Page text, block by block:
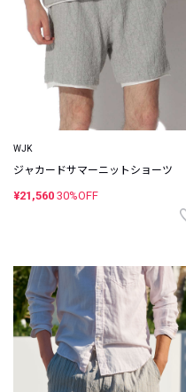
WJK
ジャカードサマーニットショーツ
¥21,560 30%OFF